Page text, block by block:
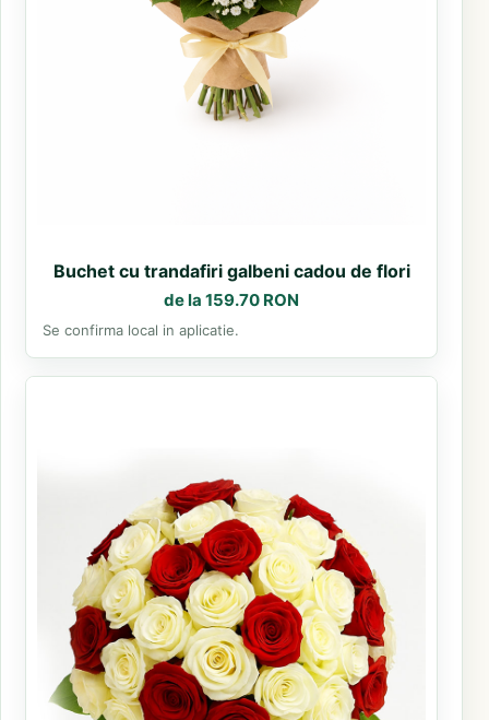
Buchet cu trandafiri galbeni cadou de flori
de la 159.70 RON
Se confirma local in aplicatie.